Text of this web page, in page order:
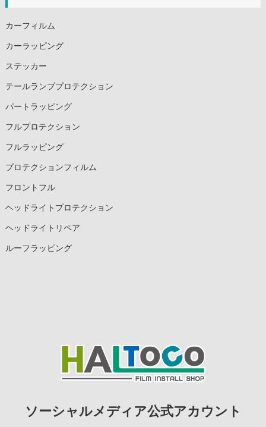
カーフィルム
カーラッピング
ステッカー
テールランププロテクション
パートラッピング
フルプロテクション
フルラッピング
プロテクションフィルム
フロントフル
ヘッドライトプロテクション
ヘッドライトリペア
ルーフラッピング
ソーシャルメディア公式アカウント